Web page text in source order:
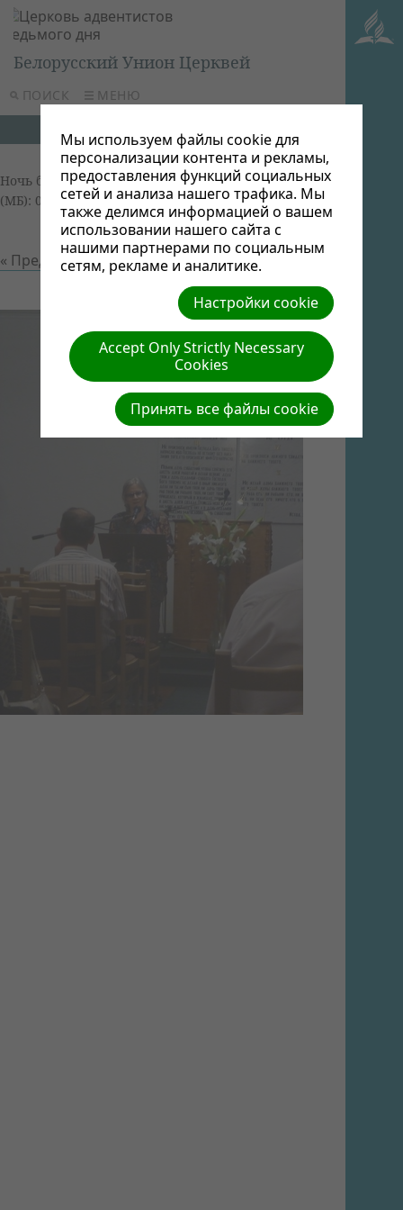
ПОИСК МЕНЮ
Белорусский Унион Церквей
Ночь бдения 2013| Автор: Виктор Админ | Размер
(МБ): 0.07 |Скачать| Просмотров: 0
« Предыдущий Следующий »
Мы используем файлы cookie для
персонализации контента и рекламы,
предоставления функций социальных
сетей и анализа нашего трафика. Мы
также делимся информацией о вашем
использовании нашего сайта с
нашими партнерами по социальным
сетям, рекламе и аналитике.
Настройки cookie
Accept Only Strictly Necessary
Cookies
Принять все файлы cookie